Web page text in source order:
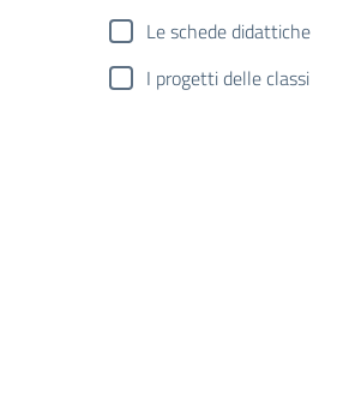
Le schede didattiche
I progetti delle classi